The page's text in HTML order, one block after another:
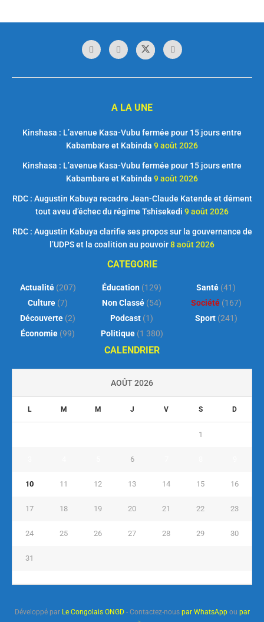
A LA UNE
Kinshasa : L’avenue Kasa-Vubu fermée pour 15 jours entre
Kabambare et Kabinda 9 août 2026
Kinshasa : L’avenue Kasa-Vubu fermée pour 15 jours entre
Kabambare et Kabinda 9 août 2026
RDC : Augustin Kabuya recadre Jean-Claude Katende et dément
tout aveu d’échec du régime Tshisekedi 9 août 2026
RDC : Augustin Kabuya clarifie ses propos sur la gouvernance de
l’UDPS et la coalition au pouvoir8 août 2026
CATEGORIE
Actualité(207)
Culture (7)
Découverte (2)
Économie (99)
Éducation (129)
Non Classé (54)
Podcast (1)
Politique(1 380)
Santé (41)
Société(167)
Sport(241)
CALENDRIER
AOÛT 2026
L M M J V S D
1
6
10 11 12 13 14 15 16
17 18 19 20 21 22 23
24 25 26 27 28 29 30
31
Développé par Le Congolais ONGD- Contactez-nous par WhatsAppou par